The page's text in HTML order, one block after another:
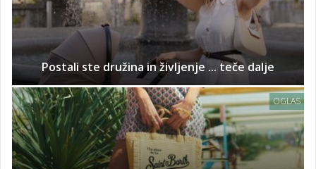
Postali ste družina in življenje ... teče dalje
OGLAS